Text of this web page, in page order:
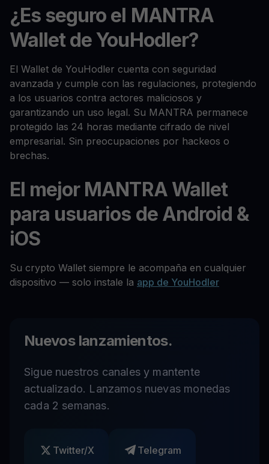
¿Es seguro el MANTRA
Wallet de YouHodler?
El Wallet de YouHodler cuenta con seguridad
avanzada y cumple con las regulaciones, protegiendo
a los usuarios contra actores maliciosos y
garantizando un uso legal. Su MANTRA permanece
protegido las 24 horas mediante cifrado de nivel
empresarial. Sin preocupaciones por hackeos o
brechas.
El mejor MANTRA Wallet
para usuarios de Android &
iOS
Su crypto Wallet siempre le acompaña en cualquier
dispositivo — solo instale la app de YouHodler
Nuevos lanzamientos.
Sigue nuestros canales y mantente
actualizado. Lanzamos nuevas monedas
cada 2 semanas.
Twitter/X Telegram